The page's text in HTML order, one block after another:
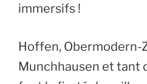
immersifs !
Hoffen, Obermodern-
Munchhausen et tant